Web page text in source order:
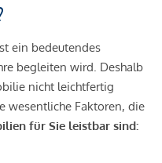
ein bedeutendes
begleiten wird. Deshalb
nicht leichtfertig
wesentliche Faktoren, die
für Sie leistbar sind: